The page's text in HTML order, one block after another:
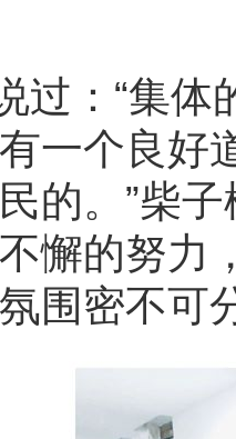
过：“集体
一个良好
的。”柴
懈的努力
围密不可